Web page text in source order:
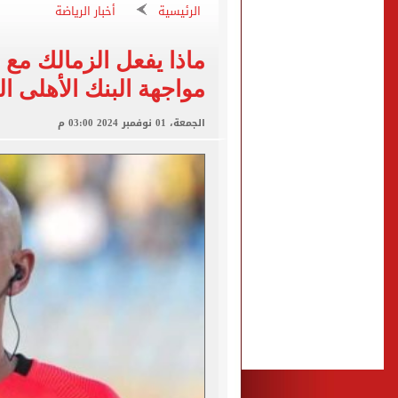
الأهلي ينهي مرانه
مشاهد ساحرة على شاطئ
الكشف عن قصر محمد صلاح
الاتحاد التركي يمنح
الرئيسية أخبار الرياضة
ماذا يفعل الزمالك
مواجهة البنك الأهلى
الجمعة، 01 نوفمبر 2024 03:00 م